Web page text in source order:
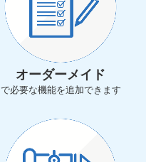
オーダーメイド
で必要な機能を追加できます